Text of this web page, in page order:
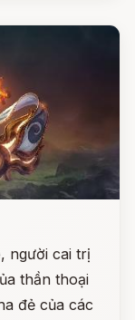
người cai trị
thần thoại
đẻ của các